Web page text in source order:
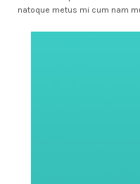
natoque metus mi cum nam